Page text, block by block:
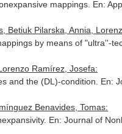
mappings. En:
Betiuk Pilarska, Annia,
by means of "ultra''-
Ramírez, Josefa:
and the (DL)-condition. En:
Benavides, Tomas:
En: Journal of